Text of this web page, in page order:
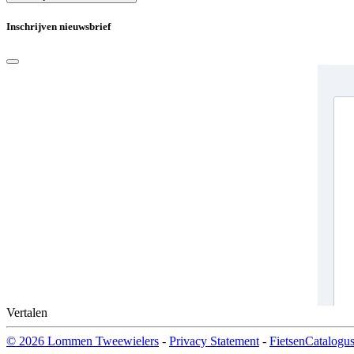
Inschrijven nieuwsbrief
Vertalen
© 2026 Lommen Tweewielers - Privacy Statement -